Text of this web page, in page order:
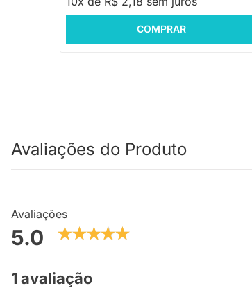
COMPRAR
Avaliações do Produto
Avaliações
5.0
1 avaliação